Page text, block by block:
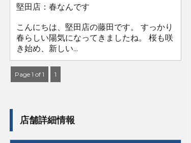
堅田店：春なんです
こんにちは、堅田店の藤田です。 すっかり
春らしい陽気になってきましたね。 桜も咲
き始め、新しい...
Page 1 of 1 1
店舗詳細情報